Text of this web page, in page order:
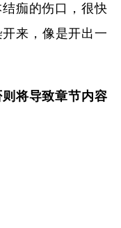
痂的伤口，很快
来，像是开出一
将导致章节内容